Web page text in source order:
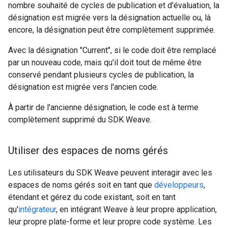
nombre souhaité de cycles de publication et d'évaluation, la
désignation est migrée vers la désignation actuelle ou, là
encore, la désignation peut être complètement supprimée.
Avec la désignation "Current", si le code doit être remplacé
par un nouveau code, mais qu'il doit tout de même être
conservé pendant plusieurs cycles de publication, la
désignation est migrée vers l'ancien code.
À partir de l'ancienne désignation, le code est à terme
complètement supprimé du SDK Weave.
Utiliser des espaces de noms gérés
Les utilisateurs du SDK Weave peuvent interagir avec les
espaces de noms gérés soit en tant que développeurs,
étendant et gérez du code existant, soit en tant
qu'intégrateur, en intégrant Weave à leur propre application,
leur propre plate-forme et leur propre code système. Les